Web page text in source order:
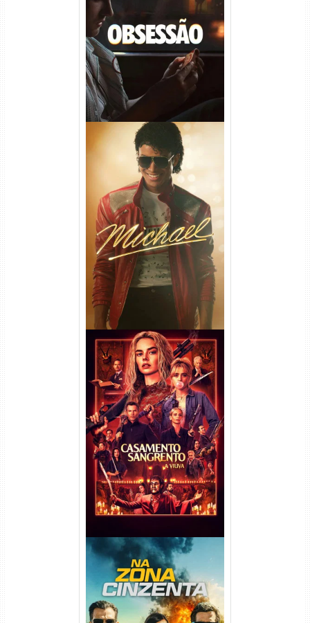
Obsessão Torrent (2026)
WEB-DL 1080p/4K Dual
Áudio
Michael Torrent (2026) WEB-
DL 1080p/4K Dual Áudio
Casamento Sangrento: A
Viúva Torrent (2026) WEB-DL
720p/1080p/4K Dual Áudio